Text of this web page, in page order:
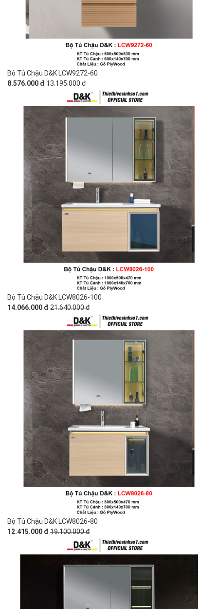
Bộ Tủ Chậu D&K LCW9272-60
8.576.000 đ 13.195.000 đ
Bộ Tủ Chậu D&K LCW8026-100
14.066.000 đ 21.640.000 đ
Bộ Tủ Chậu D&K LCW8026-80
12.415.000 đ 19.100.000 đ